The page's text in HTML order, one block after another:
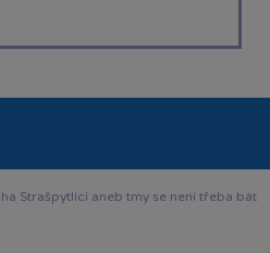
Strašpytlíci aneb tmy se není třeba bát